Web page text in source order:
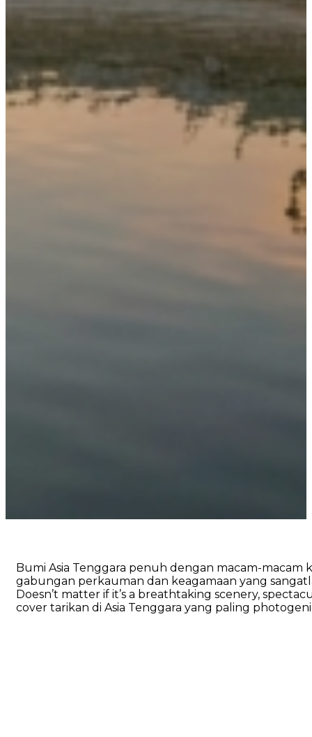
Bumi Asia Tenggara penuh dengan macam-
gabungan perkauman dan keagamaan yang
Doesn’t matter if it’s a breathtaking scenery,
cover tarikan di Asia Tenggara yang paling